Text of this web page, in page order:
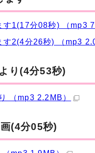
1(17分08秒) （mp3
2(4分26秒) （mp3
り(4分53秒)
（mp3 2.2MB）
(4分05秒)